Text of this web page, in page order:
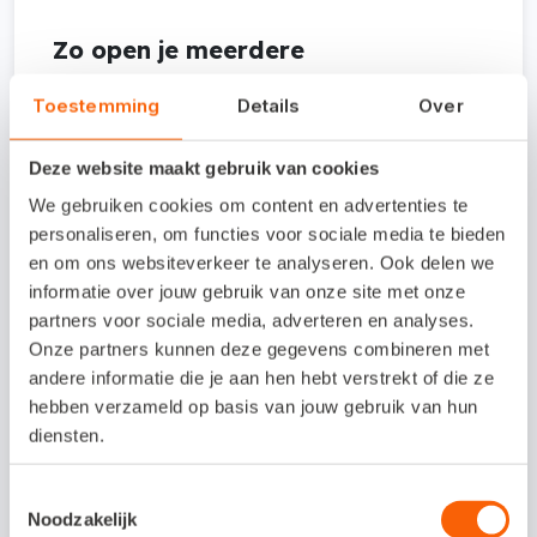
Toestemming Details Over
Deze website maakt gebruik van cookies
We gebruiken cookies om content en advertenties te
personaliseren, om functies voor sociale media te bieden
en om ons websiteverkeer te analyseren. Ook delen we
informatie over jouw gebruik van onze site met onze
partners voor sociale media, adverteren en analyses.
Onze partners kunnen deze gegevens combineren met
andere informatie die je aan hen hebt verstrekt of die ze
hebben verzameld op basis van jouw gebruik van hun
diensten.
Noodzakelijk
Zo open je meerdere
Polaris
Ga naar administratiebeheer
: Open
Snelstart Polaris en ga naar het
administratiebeheer-scherm, waar je al je
administraties ziet staan.
Kies de juiste administratie: Zoek de
administratie die je wilt openen. Klik op
de drie puntjes achter de naam.
Snelstart Polaris opent deze